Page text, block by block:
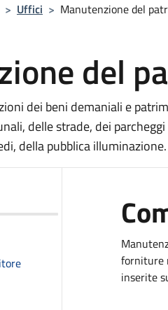
> Uffici > Manutenzione del
del
dei beni demaniali e
delle strade, dei
della pubblica illuminazione.
forniture
inserite